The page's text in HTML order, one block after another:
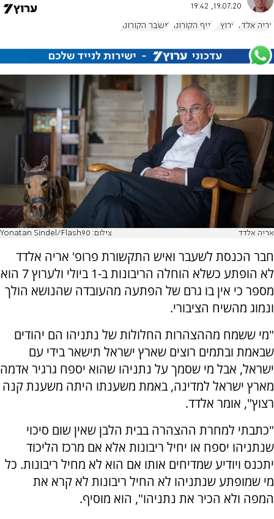
19.07.20, 19:42
אריה אלדד ערוץ 7 נגיף הקורונה משבר הקורונה
אריה אלדד צילום: Yonatan Sindel/Flash90
חבר הכנסת לשעבר ואיש התקשורת פרופ' אריה אלדד
לא הופתע כשלא הוחלה הריבונות ב-1 ביולי ולערוץ 7 הוא
מספר כי אין בו גרם של הפתעה מהעובדה שהנושא הולך
ונמוג מהשיח הציבורי.
"מי ששמח מההצהרות החלולות של נתניהו הם יהודים
שבאמת ובתמים רוצים שארץ ישראל תישאר בידי עם
ישראל, אבל מי שסמך על נתניהו שהוא יספח גרגיר אדמה
מארץ ישראל למדינה, באמת משענתו היתה משענת קנה
רצוץ", אומר אלדד.
"כתבתי למחרת ההצהרה בבית הלבן שאין שום סיכוי
שנתניהו יספח או יחיל ריבונות אלא אם מרכז הליכוד
יתכנס ויודיע שמדיחים אותו אם הוא לא מחיל ריבונות. כל
מי שמופתע שנתניהו לא החיל ריבונות לא קרא את
המפה ולא הכיר את נתניהו", הוא מוסיף.